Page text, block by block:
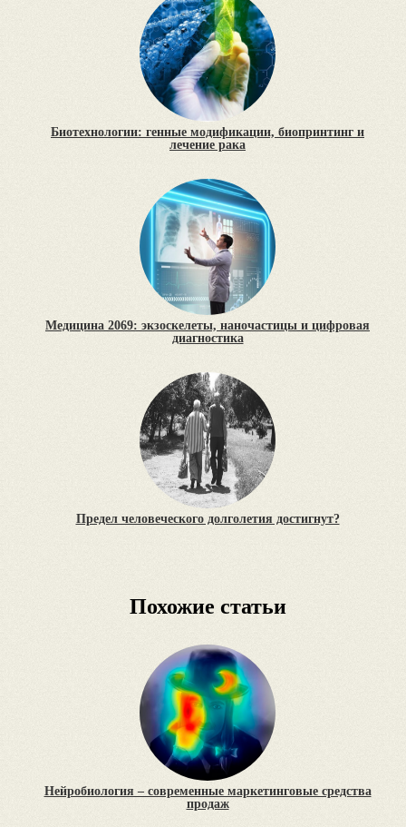
Биотехнологии: генные модификации, биопринтинг и
лечение рака
Медицина 2069: экзоскелеты, наночастицы и цифровая
диагностика
Предел человеческого долголетия достигнут?
Похожие статьи
Нейробиология – современные маркетинговые средства
продаж